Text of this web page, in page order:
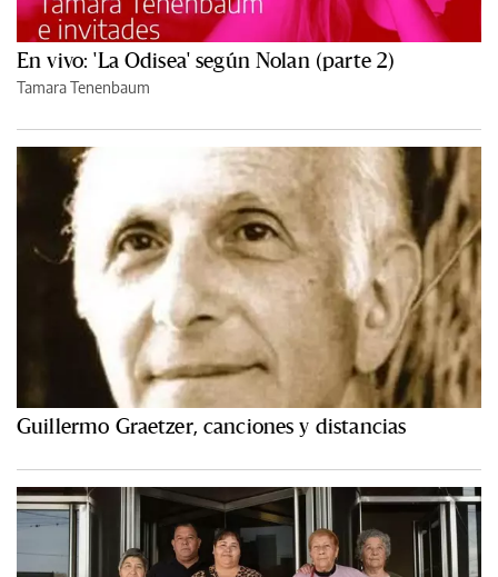
En vivo: 'La Odisea' según Nolan (parte 2)
Tamara Tenenbaum
Guillermo Graetzer, canciones y distancias